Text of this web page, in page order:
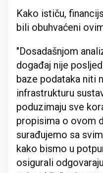
Kako ističu,
bili obuhvaćeni
"Dosadašnjom
događaj nije
baze podataka niti
infrastrukturu
poduzimaju sve
propisima o ovom
surađujemo sa
kako bismo u
osigurali